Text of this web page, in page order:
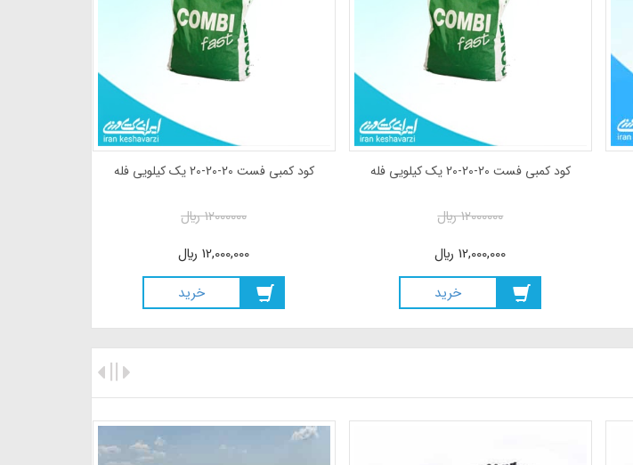
کود کمبی فست 20-20-20 یک کیلویی فله
12000000ريال
12,000,000ريال
خريد
کود کمبی فست 20-20-20 یک کیلویی فله
12000000ريال
12,000,000ريال
خريد